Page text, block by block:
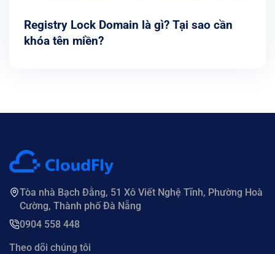
Registry Lock Domain là gì? Tại sao cần
khóa tên miền?
Tòa nhà Bạch Đằng, 51 Xô Viết Nghệ Tĩnh, Phường Hoà
Cường, Thành phố Đà Nẵng
0904 558 448
Theo dõi chúng tôi